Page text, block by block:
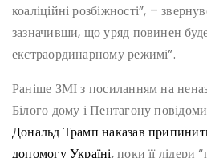
коаліційні розбіжності”, –
зазначивши, що уряд повинен
екстраординарному режимі”.
Раніше ЗМІ з посиланням на
Білого дому і Пентагону
Дональд Трамп наказав
допомогу Україні, поки її